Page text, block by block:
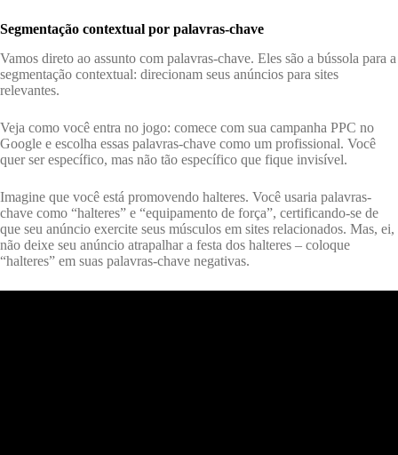
Segmentação contextual por palavras-chave
Vamos direto ao assunto com palavras-chave. Eles são a bússola para a
segmentação contextual: direcionam seus anúncios para sites
relevantes.
Veja como você entra no jogo: comece com sua campanha PPC no
Google e escolha essas palavras-chave como um profissional. Você
quer ser específico, mas não tão específico que fique invisível.
Imagine que você está promovendo halteres. Você usaria palavras-
chave como “halteres” e “equipamento de força”, certificando-se de
que seu anúncio exercite seus músculos em sites relacionados. Mas, ei,
não deixe seu anúncio atrapalhar a festa dos halteres – coloque
“halteres” em suas palavras-chave negativas.